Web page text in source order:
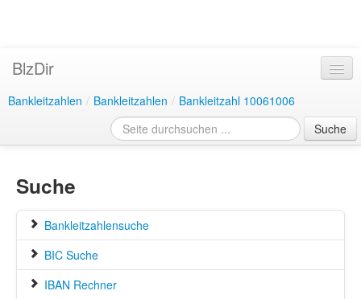
BlzDir
Bankleitzahlen / Bankleitzahlen / Bankleitzahl 10061006
Suche
Suche
Bankleitzahlensuche
BIC Suche
IBAN Rechner